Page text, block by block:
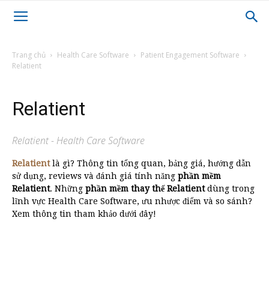
Trang chủ Health Care Software
Patient Engagement Software
Relatient
Relatient
Relatient - Health Care Software
Relatientlà gì? Thông tin tổng quan, bảng giá, hướng dẫn
sử dụng, reviews và đánh giá tính năng phần mềm
Relatient. Những phần mềm thay thế Relatientdùng trong
lĩnh vực Health Care Software, ưu nhược điểm và so sánh?
Xem thông tin tham khảo dưới đây!